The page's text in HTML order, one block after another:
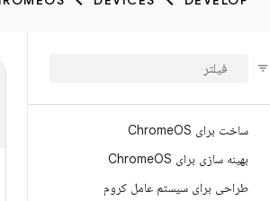
ساخت برای Chrome OS
بهینه سازی برای Chrome OS
طراحی برای سیستم عامل کروم